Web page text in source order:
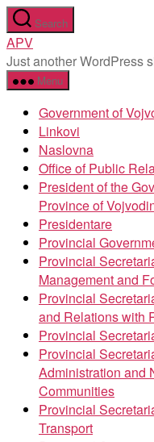
Skip
to
the
content
Search
APV
Just another WordPress
Menu
Government of
Linkovi
Naslovna
Office of Public
President of the
Province of
Presidentare
Provincial
Provincial
Management and
Provincial
and Relations with
Provincial
Provincial
Administration and
Communities
Provincial
Transport